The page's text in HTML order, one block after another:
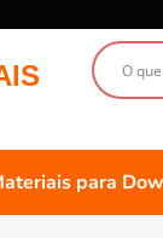
para